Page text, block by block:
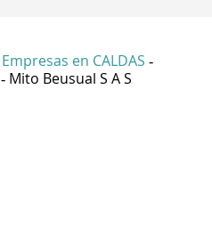
Empresas en CALDAS -
- Mito Beusual S A S